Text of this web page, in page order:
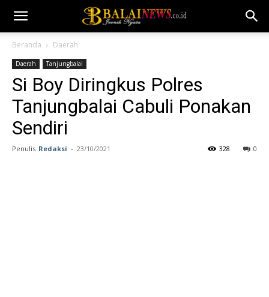
Beranda Daerah
Daerah Tanjungbalai
Si Boy Diringkus Polres
Tanjungbalai Cabuli Ponakan
Sendiri
Penulis Redaksi - 23/10/2021 0
328